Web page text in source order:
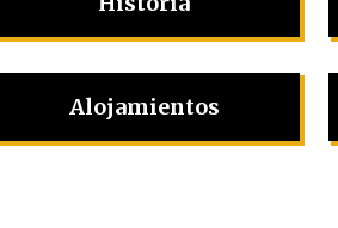
Alojamientos